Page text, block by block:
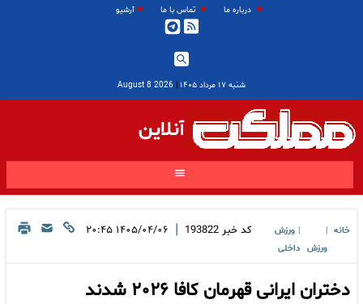
درباره ما تماس با ما آرشیو
شنبه ۱۷ مرداد ۱۴۰۵ |
2026 August 8
آنلاین
خانه
ورزش
ورزش
داخلی
کد خبر 193822
| ۱۴۰۵/۰۴/۰۶ ۲۰:۴۵
دختران ایرانی قهرمان کافا ۲۰۲۶ شدند